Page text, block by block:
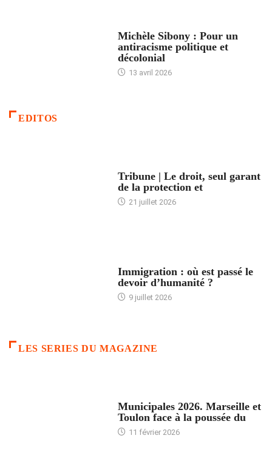
Michèle Sibony : Pour un
antiracisme politique et
décolonial
13 avril 2026
EDITOS
Tribune | Le droit, seul garant
de la protection et
21 juillet 2026
Immigration : où est passé le
devoir d’humanité ?
9 juillet 2026
LES SERIES DU MAGAZINE
Municipales 2026. Marseille et
Toulon face à la poussée du
11 février 2026